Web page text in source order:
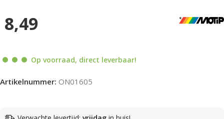
8,49
Op voorraad, direct leverbaar!
Artikelnummer: ON01605